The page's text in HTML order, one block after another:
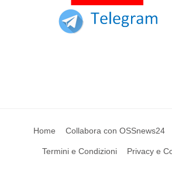
Home Collabora con OSSnews24
Termini e Condizioni Privacy e